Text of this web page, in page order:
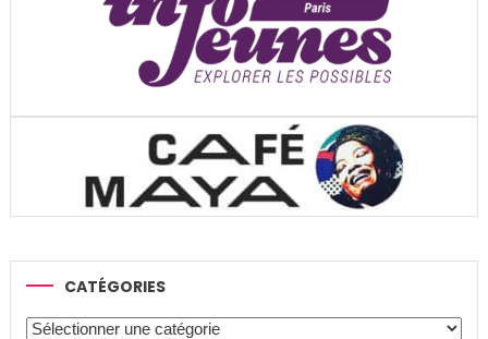
CATÉGORIES
Catégories